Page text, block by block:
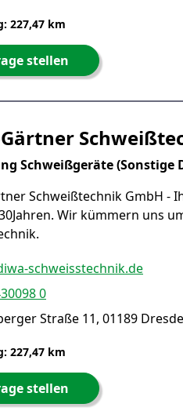
227,47 km
stellen
Schweißgeräte (Sonstige
Schweißtechnik GmbH -
Wir kümmern uns
schweisstechnik.de
0
Straße 11, 01189
227,47 km
stellen